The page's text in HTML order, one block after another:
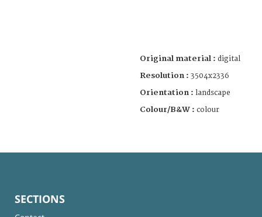
Original material : digital
Resolution : 3504x2336
Orientation : landscape
Colour/B&W : colour
SECTIONS